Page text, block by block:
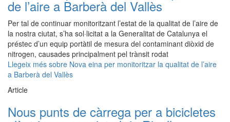
de l’aire a Barberà del Vallès
Per tal de continuar monitoritzant l’estat de la qualitat de l’aire de
la nostra ciutat, s’ha sol·licitat a la Generalitat de Catalunya el
préstec d’un equip portàtil de mesura del contaminant diòxid de
nitrogen, causades principalment pel trànsit rodat
Llegeix més sobre Nova eina per monitoritzar la qualitat de l’aire
a Barberà del Vallès
Article
Nous punts de càrrega per a bicicletes